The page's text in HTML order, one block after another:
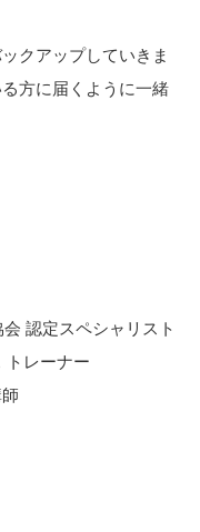
クアップしていきま
方に届くように一緒
認定スペシャリスト
トレーナー